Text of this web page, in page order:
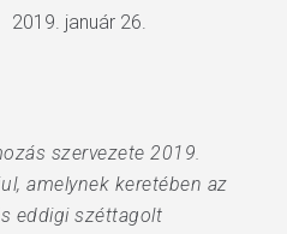
2019. január 26.
szervezete 2019.
amelynek keretében az
eddigi széttagolt